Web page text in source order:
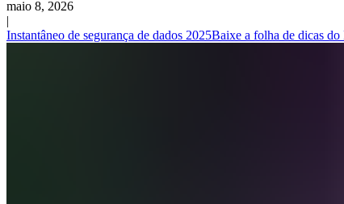
maio 8, 2026
|
Instantâneo de segurança de dados 2025Baixe a folha de dicas do